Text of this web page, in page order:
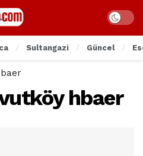
Sultangazi Güncel
hbaer